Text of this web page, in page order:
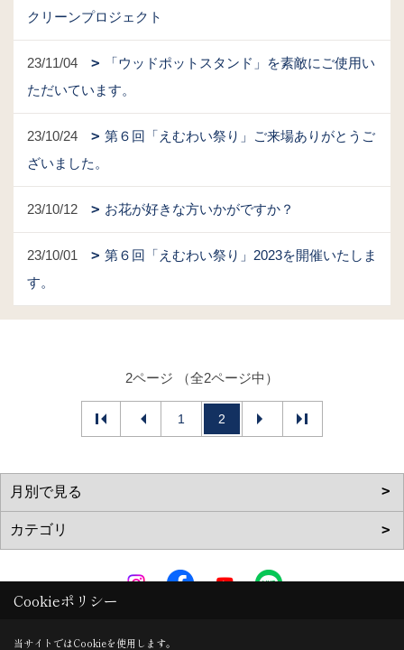
クリーンプロジェクト
23/11/04
「ウッドポットスタンド」を素敵にご使用い
ただいています。
23/10/24
第６回「えむわい祭り」ご来場ありがとうご
ざいました。
23/10/12 お花が好きな方いかがですか？
23/10/01
第６回「えむわい祭り」2023を開催いたしま
す。
2ページ （全2ページ中）
1 2
Cookieポリシー
当サイトではCookieを使用します。